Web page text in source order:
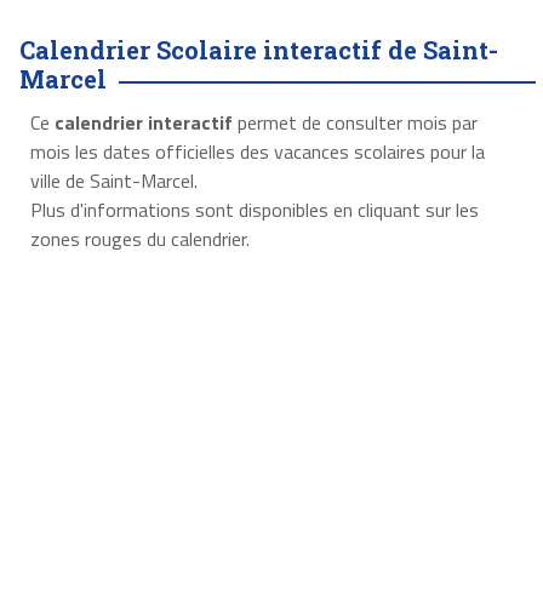
Calendrier Scolaire interactif de Saint-
Marcel
Ce calendrier interactif permet de consulter mois par
mois les dates officielles des vacances scolaires pour la
ville de Saint-Marcel.
Plus d'informations sont disponibles en cliquant sur les
zones rouges du calendrier.